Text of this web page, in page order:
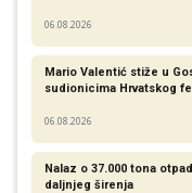
06.08.2026
Mario Valentić stiže u
sudionicima Hrvatskog
06.08.2026
Nalaz o 37.000 tona
daljnjeg širenja